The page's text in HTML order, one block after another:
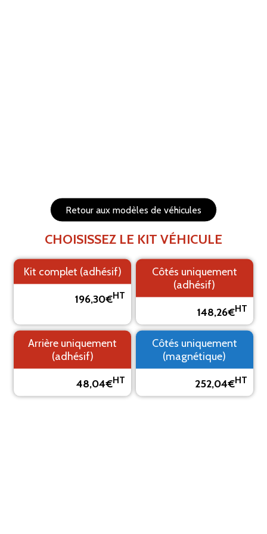
Retour aux modèles de véhicules
CHOISISSEZ LE KIT VÉHICULE
Kit complet (adhésif)
196,30€HT
Côtés uniquement
(adhésif)
148,26€HT
Arrière uniquement
(adhésif)
48,04€HT
Côtés uniquement
(magnétique)
252,04€HT
1. Fond 2. Logo 3. Texte 4. Aperçu
PRÉVISUALISEZ VOTRE MARQUAGE ADHÉSIF
Le visuel est un aperçu, il peut varier du résultat final